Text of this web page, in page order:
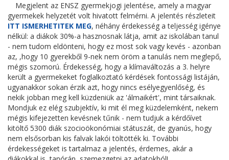
Megjelent az ENSZ gyermekjogi jelentése, amely a magyar
gyermekek helyzetét volt hivatott felmérni. A jelentés részleteit
ITT ISMERHETITEK MEG, néhány érdekesség a teljesség igénye
nélkül: a diákok 30%-a hasznosnak látja, amit az iskolában tanul
- nem tudom eldönteni, hogy ez most sok vagy kevés - azonban
az, ,hogy 10 gyerekből 9-nek nem öröm a tanulás nem meglepő,
mégis szomorú. Érdekesség, hogy a klímaváltozás a 3. helyre
került a gyermekeket foglalkoztató kérdések fontossági listáján,
ugyanakkor sokan érzik azt, hogy nincs esélyegyenlőség, és
nekik jobban meg kell küzdeniük az 'álmaikért', mint társaiknak.
Mondjuk ez elég szubjektív, ki mit él meg küzdelemként, nekem
mégis kifejezetten kevésnek tűnik - nem tudjuk a kérdőívet
kitöltő 5300 diák szocioökonómiai státuszát, de gyanús, hogy
nem elsősorban kis falvak lakói töltötték ki. További
érdekességeket is tartalmaz a jelentés, érdemes, akár a